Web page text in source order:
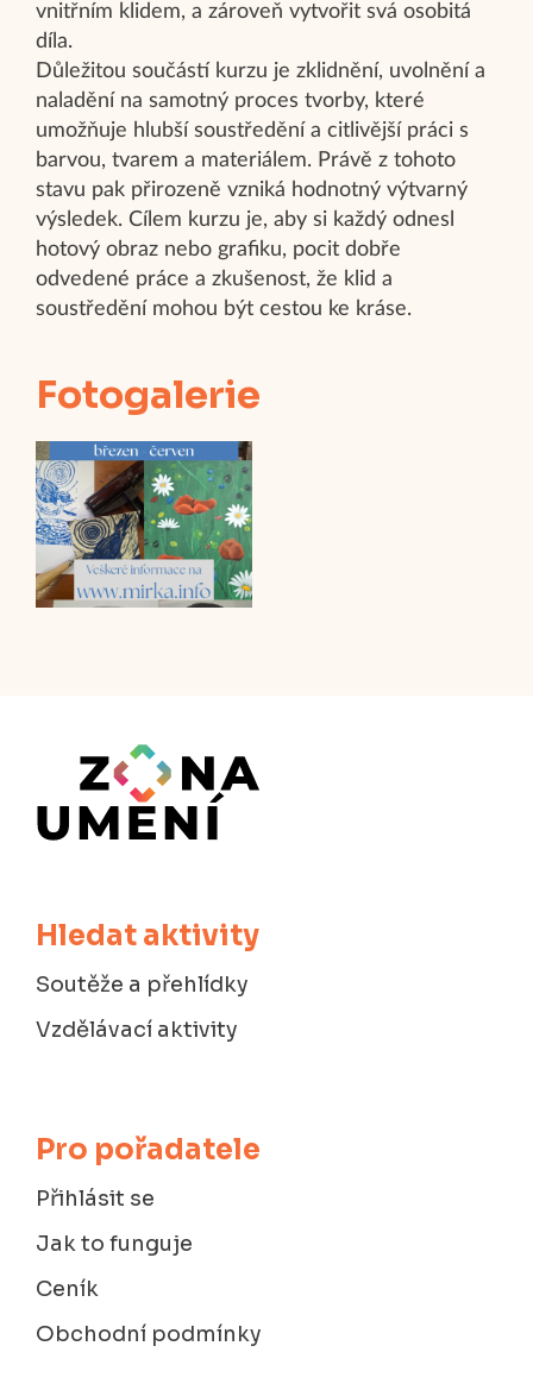
vnitřním klidem, a zároveň vytvořit svá osobitá
díla.
Důležitou součástí kurzu je zklidnění, uvolnění a
naladění na samotný proces tvorby, které
umožňuje hlubší soustředění a citlivější práci s
barvou, tvarem a materiálem. Právě z tohoto
stavu pak přirozeně vzniká hodnotný výtvarný
výsledek. Cílem kurzu je, aby si každý odnesl
hotový obraz nebo grafiku, pocit dobře
odvedené práce a zkušenost, že klid a
soustředění mohou být cestou ke kráse.
Fotogalerie
Hledat aktivity
Soutěže a přehlídky
Vzdělávací aktivity
Pro pořadatele
Přihlásit se
Jak to funguje
Ceník
Obchodní podmínky